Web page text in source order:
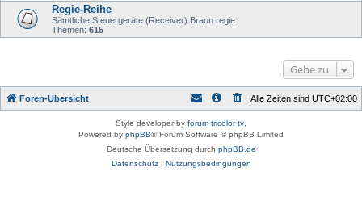
Regie-Reihe
Sämtliche Steuergeräte (Receiver) Braun regie
Themen: 615
Gehe zu
Foren-Übersicht Alle Zeiten sind UTC+02:00
Style developer by forum tricolor tv
Powered by phpBB® Forum Software © phpBB Limited
Deutsche Übersetzung durch phpBB.de
Datenschutz| Nutzungsbedingungen